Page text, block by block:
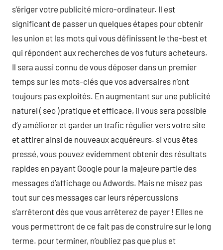
s’ériger votre publicité micro-ordinateur. Il est
significant de passer un quelques étapes pour obtenir
les union et les mots qui vous définissent le the-best et
qui répondent aux recherches de vos futurs acheteurs.
Il sera aussi connu de vous déposer dans un premier
temps sur les mots-clés que vos adversaires n’ont
toujours pas exploités. En augmentant sur une publicité
naturel ( seo ) pratique et efficace, il vous sera possible
d’y améliorer et garder un trafic régulier vers votre site
et attirer ainsi de nouveaux acquéreurs. si vous êtes
pressé, vous pouvez evidemment obtenir des résultats
rapides en payant Google pour la majeure partie des
messages d’affichage ou Adwords. Mais ne misez pas
tout sur ces messages car leurs répercussions
s’arrêteront dès que vous arrêterez de payer ! Elles ne
vous permettront de ce fait pas de construire sur le long
terme. pour terminer, n’oubliez pas que plus et